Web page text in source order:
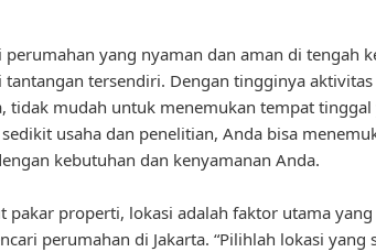
perumahan yang nyaman dan aman di tengah
tantangan tersendiri. Dengan tingginya
tidak mudah untuk menemukan tempat tinggal
usaha dan penelitian, Anda bisa
kebutuhan dan kenyamanan Anda.
pakar properti, lokasi adalah faktor utama
perumahan di Jakarta. “Pilihlah lokasi yang